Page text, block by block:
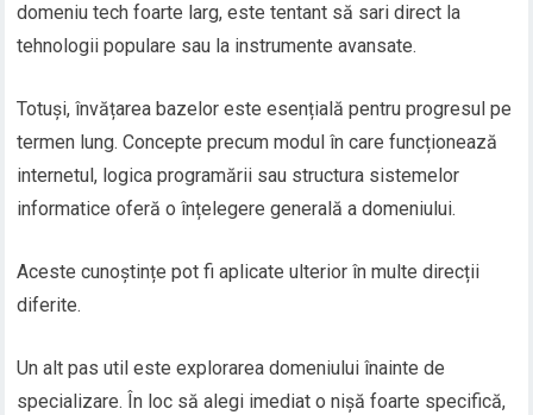
domeniu tech foarte larg, este tentant să sari direct la
tehnologii populare sau la instrumente avansate.
Totuși, învățarea bazelor este esențială pentru progresul pe
termen lung. Concepte precum modul în care funcționează
internetul, logica programării sau structura sistemelor
informatice oferă o înțelegere generală a domeniului.
Aceste cunoștințe pot fi aplicate ulterior în multe direcții
diferite.
Un alt pas util este explorarea domeniului înainte de
specializare. În loc să alegi imediat o nișă foarte specifică,